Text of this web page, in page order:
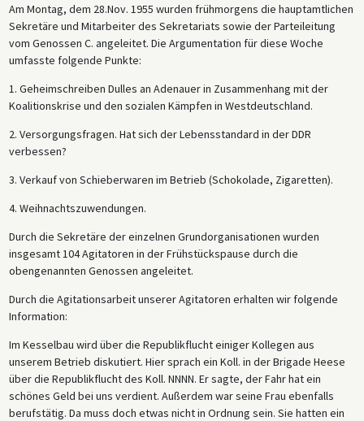
Am Montag, dem 28.Nov. 1955 wurden frühmorgens die hauptamtlichen
Sekretäre und Mitarbeiter des Sekretariats sowie der Parteileitung
vom Genossen C. angeleitet. Die Argumentation für diese Woche
umfasste folgende Punkte:
1. Geheimschreiben Dulles an Adenauer in Zusammenhang mit der
Koalitionskrise und den sozialen Kämpfen in Westdeutschland.
2. Versorgungsfragen. Hat sich der Lebensstandard in der DDR
verbessen?
3. Verkauf von Schieberwaren im Betrieb (Schokolade, Zigaretten).
4. Weihnachtszuwendungen.
Durch die Sekretäre der einzelnen Grundorganisationen wurden
insgesamt 104 Agitatoren in der Frühstückspause durch die
obengenannten Genossen angeleitet.
Durch die Agitationsarbeit unserer Agitatoren erhalten wir folgende
Information:
Im Kesselbau wird über die Republikflucht einiger Kollegen aus
unserem Betrieb diskutiert. Hier sprach ein Koll. in der Brigade Heese
über die Republikflucht des Koll. NNNN. Er sagte, der Fahr hat ein
schönes Geld bei uns verdient. Außerdem war seine Frau ebenfalls
berufstätig. Da muss doch etwas nicht in Ordnung sein. Sie hatten ein